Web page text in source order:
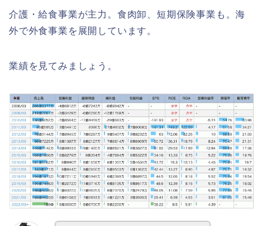
介護・給食事業が主力。食肉卸、短期保険事業も。海
外で外食事業を展開しています。
業績を見てみましょう。